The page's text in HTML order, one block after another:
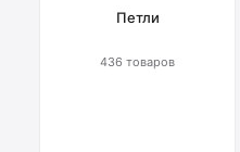
Петли
436 товаров